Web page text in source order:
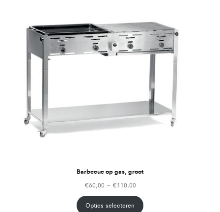
Barbecue op gas, groot
€60,00 – €110,00
Opties selecteren